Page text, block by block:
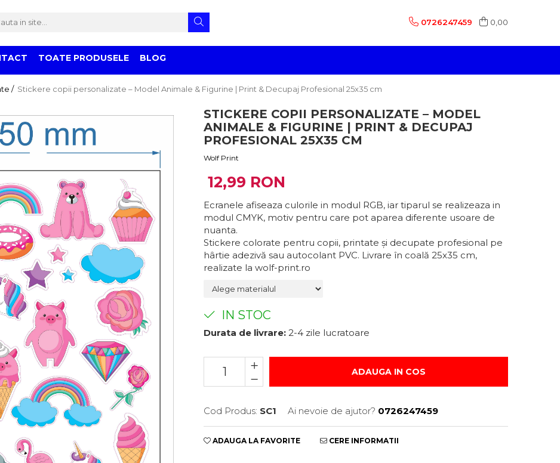
0726247459 0,00
TOATE PRODUSELE BLOG
/ Stickere copii personalizate – Model Animale & Figurine | Print & Decupaj Profesional 25x35 cm
STICKERE COPII PERSONALIZATE – MODEL
ANIMALE & FIGURINE | PRINT & DECUPAJ
PROFESIONAL 25X35 CM
Wolf Print
12,99 RON
Ecranele afiseaza culorile in modul RGB, iar tiparul se realizeaza in
modul CMYK, motiv pentru care pot aparea diferente usoare de
nuanta.
Stickere colorate pentru copii, printate și decupate profesional pe
hârtie adezivă sau autocolant PVC. Livrare în coală 25x35 cm,
realizate la wolf-print.ro
IN STOC
Durata de livrare: 2-4 zile lucratoare
ADAUGA IN COS
Cod Produs: SC1 Ai nevoie de ajutor? 0726247459
ADAUGA LA FAVORITE CERE INFORMATII